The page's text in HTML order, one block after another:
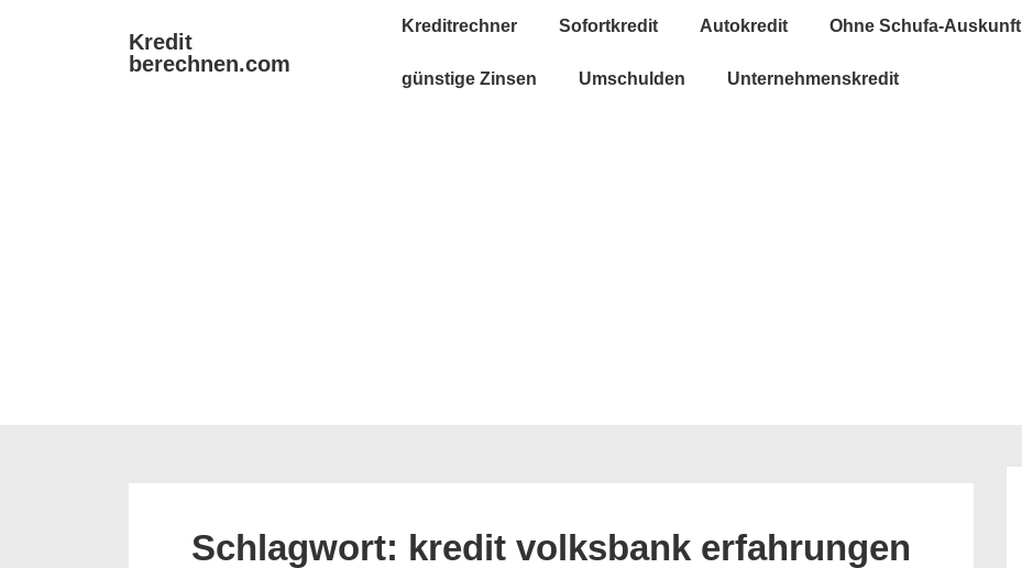
Kredit
berechnen.com
Main
Kreditrechner Sofortkredit Autokredit Ohne Schufa-Auskunft
günstige Zinsen Umschulden Unternehmenskredit
Schlagwort: kredit volksbank erfahrungen